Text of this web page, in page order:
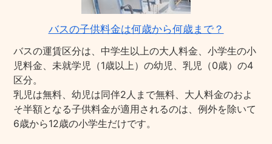
バスの子供料金は何歳から何歳まで？
バスの運賃区分は、中学生以上の大人料金、小学生の小
児料金、未就学児（1歳以上）の幼児、乳児（0歳）の4
区分。
乳児は無料、幼児は同伴2人まで無料、大人料金のおよ
そ半額となる子供料金が適用されるのは、例外を除いて
6歳から12歳の小学生だけです。